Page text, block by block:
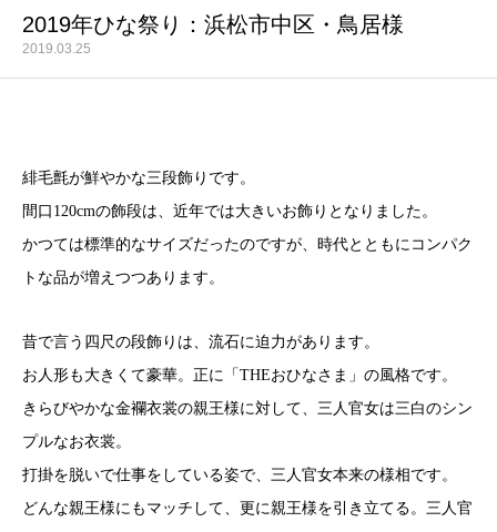
2019年ひな祭り：浜松市中区・鳥居様
2019.03.25
緋毛氈が鮮やかな三段飾りです。
間口120cmの飾段は、近年では大きいお飾りとなりました。
かつては標準的なサイズだったのですが、時代とともにコンパク
トな品が増えつつあります。
昔で言う四尺の段飾りは、流石に迫力があります。
お人形も大きくて豪華。正に「THEおひなさま」の風格です。
きらびやかな金襴衣裳の親王様に対して、三人官女は三白のシン
プルなお衣裳。
打掛を脱いで仕事をしている姿で、三人官女本来の様相です。
どんな親王様にもマッチして、更に親王様を引き立てる。三人官